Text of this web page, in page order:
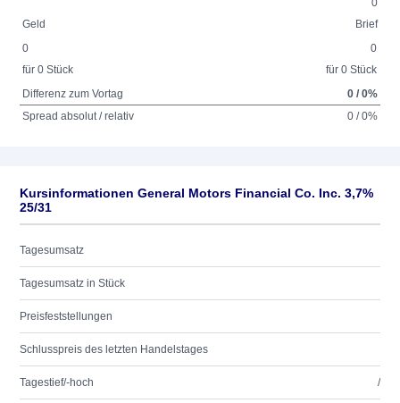
0
Geld
Brief
0
für 0 Stück
0
für 0 Stück
Differenz zum Vortag
0 / 0%
Spread absolut / relativ
0 / 0%
Kursinformationen General Motors Financial Co. Inc. 3,7%
25/31
Tagesumsatz
Tagesumsatz in Stück
Preisfeststellungen
Schlusspreis des letzten Handelstages
Tagestief/-hoch /